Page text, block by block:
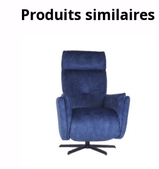
Produits similaires